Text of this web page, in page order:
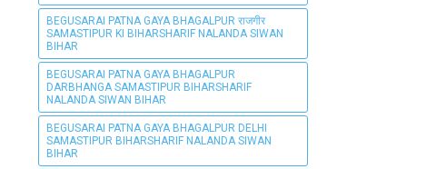
BEGUSARAI PATNA GAYA BHAGALPUR राजगीर
SAMASTIPUR KI BIHARSHARIF NALANDA SIWAN
BIHAR
BEGUSARAI PATNA GAYA BHAGALPUR
DARBHANGA SAMASTIPUR BIHARSHARIF
NALANDA SIWAN BIHAR
BEGUSARAI PATNA GAYA BHAGALPUR DELHI
SAMASTIPUR BIHARSHARIF NALANDA SIWAN
BIHAR